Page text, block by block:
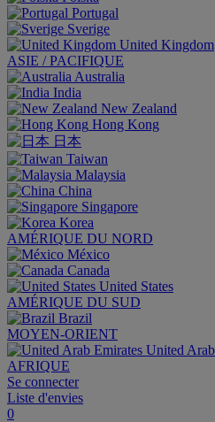
Portugal
Sverige
United Kingdom
ASIE / PACIFIQUE
Australia
India
New Zealand
Hong Kong
日本
Taiwan
Malaysia
China
Singapore
Korea
AMÉRIQUE DU NORD
México
Canada
United States
AMÉRIQUE DU SUD
Brazil
MOYEN-ORIENT
United
AFRIQUE
Se connecter
Liste d'envies
0